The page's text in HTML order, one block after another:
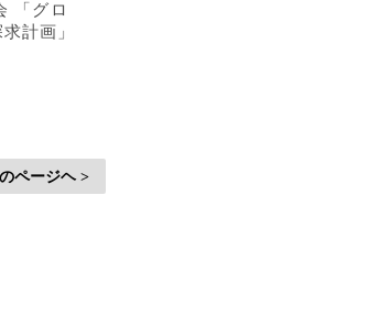
「グロ
計画」
ページヘ >